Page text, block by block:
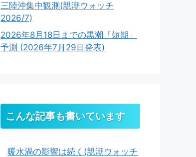
三陸沖集中観測(親潮ウォッチ
2026/7)
2026年8月18日までの黒潮「短期」
予測 (2026年7月29日発表)
こんな記事も書いています
暖水渦の影響は続く(親潮ウォッチ